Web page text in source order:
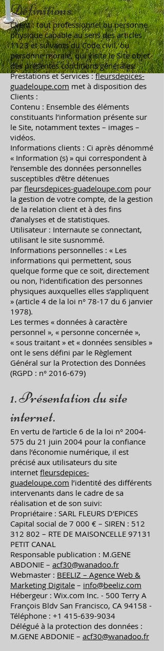
Définitions
Client : tout professionnel ou personne
physique capable au sens des articles
1123 et suivants du Code civil, ou
personne morale, qui visite le Site objet
des présentes conditions générales.
Prestations et Services :fleursdepices-
guadeloupe.com met à disposition des
Clients :
Contenu : Ensemble des éléments
constituants l’information présente sur
le Site, notamment textes – images –
vidéos.
Informations clients : Ci après dénommé
« Information (s) » qui correspondent à
l’ensemble des données personnelles
susceptibles d’être détenues
par fleursdepices-guadeloupe.com pour
la gestion de votre compte, de la gestion
de la relation client et à des fins
d’analyses et de statistiques.
Utilisateur : Internaute se connectant,
utilisant le site susnommé.
Informations personnelles : « Les
informations qui permettent, sous
quelque forme que ce soit, directement
ou non, l’identification des personnes
physiques auxquelles elles s’appliquent
» (article 4 de la loi n° 78-17 du 6 janvier
1978).
Les termes « données à caractère
personnel », « personne concernée »,
« sous traitant » et « données sensibles »
ont le sens défini par le Règlement
Général sur la Protection des Données
(RGPD : n° 2016-679)
1. Présentation du site
internet.
En vertu de l’article 6 de la loi n° 2004-
575 du 21 juin 2004 pour la confiance
dans l’économie numérique, il est
précisé aux utilisateurs du site
internet fleursdepices-
guadeloupe.com l’identité des différents
intervenants dans le cadre de sa
réalisation et de son suivi:
Propriétaire : SARL FLEURS D'EPICES
Capital social de 7 000 € – SIREN : 512
312 802 – RTE DE MAISONCELLE 97131
PETIT CANAL
Responsable publication : M.GENE
ABDONIE – acf30@wanadoo.fr
Webmaster : BEELIZ – Agence Web &
Marketing Digitale – info@beeliz.com
Hébergeur : Wix.com Inc. - 500 Terry A
François Bldv San Francisco, CA 94158 -
Téléphone : +1 415-639-9034
Délégué à la protection des données :
M.GENE ABDONIE – acf30@wanadoo.fr